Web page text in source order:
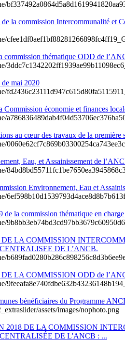
de la commission Intercommunalité et
commission thématique ODD de
mai 2020
Commission économie et finances
au cœur des travaux de la première
Eau, et Assainissement de
Environnement, Eau et
de la commission thématique en
DE LA COMMISSION
DE L’ANCB.
DE LA COMMISSION ODD de
bénéficiaires du Programme
2018 DE LA COMMISSION
DE L'ANCB : ...